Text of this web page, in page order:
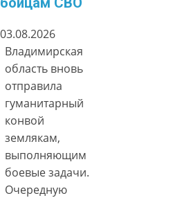
03.08.2026
Владимирская
область вновь
отправила
гуманитарный
конвой
землякам,
выполняющим
боевые задачи.
Очередную